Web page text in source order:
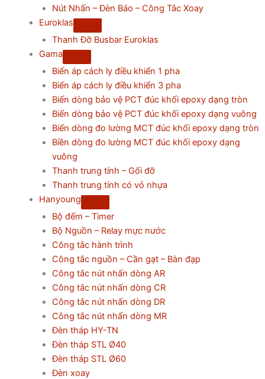
Nút Nhấn – Đèn Báo – Công Tắc Xoay
Euroklas
Thanh Đỡ Busbar Euroklas
Gama
Biến áp cách ly điều khiển 1 pha
Biến áp cách ly điều khiển 3 pha
Biến dòng bảo vệ PCT đúc khối epoxy dạng tròn
Biến dòng bảo vệ PCT đúc khối epoxy dạng vuông
Biến dòng đo lường MCT đúc khối epoxy dạng tròn
Biền dòng đo lường MCT đúc khối epoxy dạng
vuông
Thanh trung tính – Gối đỡ
Thanh trung tính có vỏ nhựa
Hanyoung
Bộ đếm – Timer
Bộ Nguồn – Relay mực nước
Công tắc hành trình
Công tắc nguồn – Cần gạt – Bàn đạp
Công tắc nút nhấn dòng AR
Công tắc nút nhấn dòng CR
Công tắc nút nhấn dòng DR
Công tắc nút nhấn dòng MR
Đèn tháp HY-TN
Đèn tháp STL Ø40
Đèn tháp STL Ø60
Đèn xoay